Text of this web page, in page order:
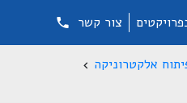
צור קשר
אלקטרוניקה